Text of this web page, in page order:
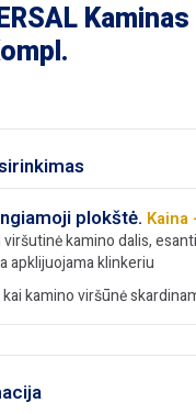
plokštė. Kaina
viršutinė kamino dalis,
apklijuojama klinkeriu
kamino viršūnė